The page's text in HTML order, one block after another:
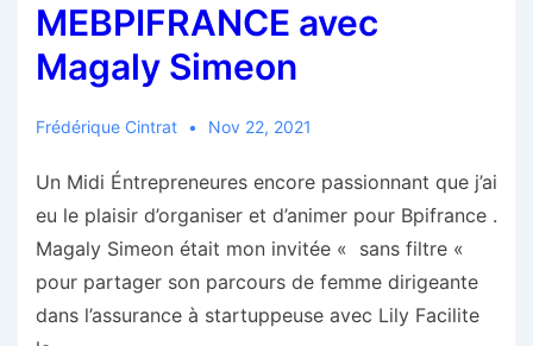
MEBPIFRANCE avec
Magaly Simeon
Frédérique Cintrat Nov 22, 2021
Un Midi Éntrepreneures encore passionnant que j’ai
eu le plaisir d’organiser et d’animer pour Bpifrance .
Magaly Simeon était mon invitée « sans filtre «
pour partager son parcours de femme dirigeante
dans l’assurance à startuppeuse avec Lily Facilite